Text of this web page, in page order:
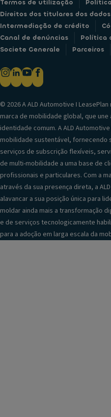
Termos de utilização
Direitos dos titulares dos
Intermediação de crédito
Canal de denúncias
Política
Societe Generale
Parceiros
© 2026 A ALD Automotive I
marca de mobilidade global, que
identidade comum. A ALD
mobilidade sustentável,
serviços de subscrição flexíveis,
de multi-mobilidade a uma base de
profissionais e particulares. Com a
através da sua presença direta, a
alavancar a sua posição única para
moldar ainda mais a transformação
e de serviços tecnologicamente
para a adoção em larga escala da